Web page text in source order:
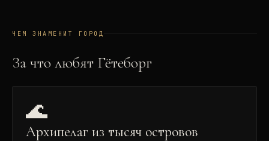
ЧЕМ ЗНАМЕНИТ ГОРОД
За что любят Гётеборг
🌊
Архипелаг из тысяч островов